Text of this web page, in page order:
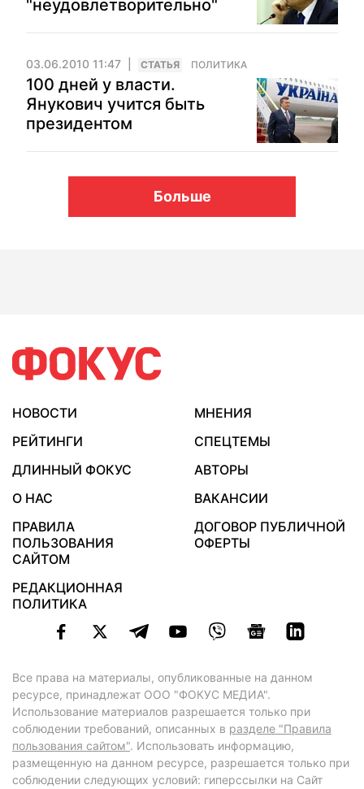
"неудовлетворительно"
03.06.2010 11:47 CТАТЬЯ ПОЛИТИКА
100 дней у власти.
Янукович учится быть
президентом
Больше
НОВОСТИ
МНЕНИЯ
РЕЙТИНГИ
СПЕЦТЕМЫ
ДЛИННЫЙ ФОКУС
АВТОРЫ
О НАС
ВАКАНСИИ
ПРАВИЛА
ПОЛЬЗОВАНИЯ
САЙТОМ
ДОГОВОР ПУБЛИЧНОЙ
ОФЕРТЫ
РЕДАКЦИОННАЯ
ПОЛИТИКА
Все права на материалы, опубликованные на данном
ресурсе, принадлежат ООО "ФОКУС МЕДИА".
Использование материалов разрешается только при
соблюдении требований, описанных в разделе "Правила
пользования сайтом". Использовать информацию,
размещенную на данном ресурсе, разрешается только при
соблюдении следующих условий: гиперссылки на Сайт